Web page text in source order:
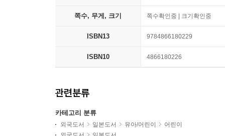
쪽수, 무게, 크기 쪽수확인중 | 크기확인중
ISBN13 9784866180229
ISBN10 4866180226
관련분류
카테고리 분류
외국도서 일본도서 유아/어린이
어린이